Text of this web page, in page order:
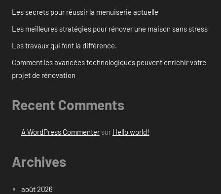
Les secrets pour réussir la menuiserie actuelle
Les meilleures stratégies pour rénover une maison sans stress
Les travaux qui font la différence.
Comment les avancées technologiques peuvent enrichir votre
projet de rénovation
Recent Comments
A WordPress Commentersur Hello world!
Archives
août 2026